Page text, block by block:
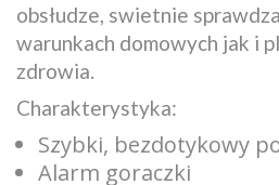
obsłudze, swietnie
warunkach domowych jak i
zdrowia.
Charakterystyka:
Szybki, bezdotykowy
Alarm goraczki